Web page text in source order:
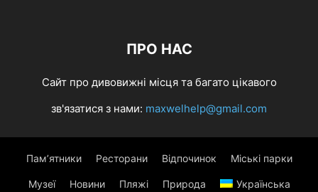
ПРО НАС
Сайт про дивовижні місця та багато цікавого
зв'язатися з нами: maxwelhelp@gmail.com
Пам’ятники Ресторани Відпочинок Міські парки
Музеї Новини Пляжі Природа Українська